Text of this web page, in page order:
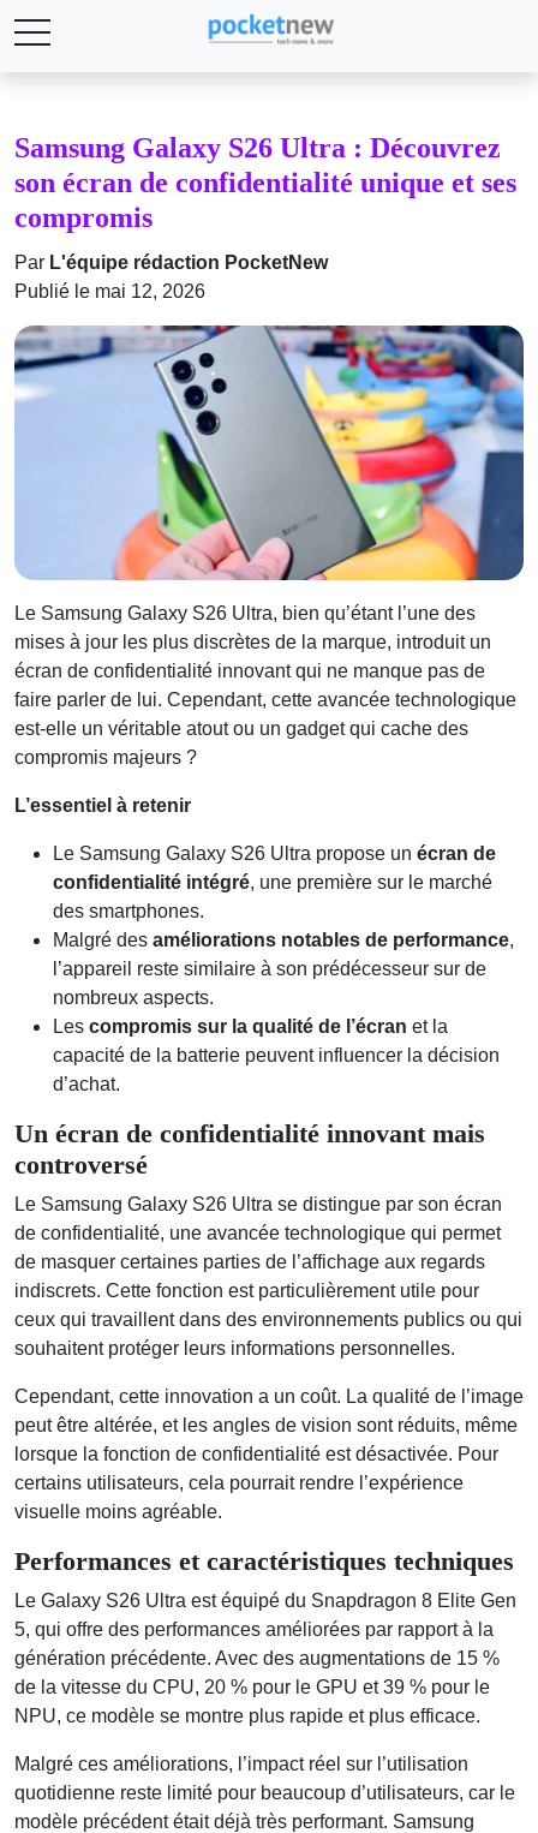
Samsung Galaxy S26 Ultra : Découvrez
son écran de confidentialité unique et ses
compromis
Par L'équipe rédaction PocketNew
Publié le mai 12, 2026
Le Samsung Galaxy S26 Ultra, bien qu’étant l’une des
mises à jour les plus discrètes de la marque, introduit un
écran de confidentialité innovant qui ne manque pas de
faire parler de lui. Cependant, cette avancée technologique
est-elle un véritable atout ou un gadget qui cache des
compromis majeurs ?
L’essentiel à retenir
Le Samsung Galaxy S26 Ultra propose un écran de
confidentialité intégré, une première sur le marché
des smartphones.
Malgré des améliorations notables de performance,
l’appareil reste similaire à son prédécesseur sur de
nombreux aspects.
Les compromis sur la qualité de l’écran et la
capacité de la batterie peuvent influencer la décision
d’achat.
Un écran de confidentialité innovant mais
controversé
Le Samsung Galaxy S26 Ultra se distingue par son écran
de confidentialité, une avancée technologique qui permet
de masquer certaines parties de l’affichage aux regards
indiscrets. Cette fonction est particulièrement utile pour
ceux qui travaillent dans des environnements publics ou qui
souhaitent protéger leurs informations personnelles.
Cependant, cette innovation a un coût. La qualité de l’image
peut être altérée, et les angles de vision sont réduits, même
lorsque la fonction de confidentialité est désactivée. Pour
certains utilisateurs, cela pourrait rendre l’expérience
visuelle moins agréable.
Performances et caractéristiques techniques
Le Galaxy S26 Ultra est équipé du Snapdragon 8 Elite Gen
5, qui offre des performances améliorées par rapport à la
génération précédente. Avec des augmentations de 15 %
de la vitesse du CPU, 20 % pour le GPU et 39 % pour le
NPU, ce modèle se montre plus rapide et plus efficace.
Malgré ces améliorations, l’impact réel sur l’utilisation
quotidienne reste limité pour beaucoup d’utilisateurs, car le
modèle précédent était déjà très performant. Samsung